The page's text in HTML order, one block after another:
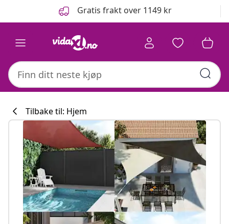
Gratis frakt over 1149 kr
Tilbake til: Hjem